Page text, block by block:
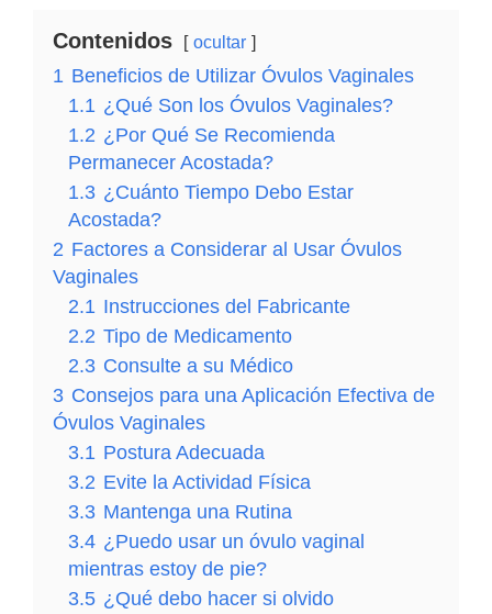
Contenidos ocultar
1 Beneficios de Utilizar Óvulos Vaginales
1.1 ¿Qué Son los Óvulos Vaginales?
1.2 ¿Por Qué Se Recomienda
Permanecer Acostada?
1.3 ¿Cuánto Tiempo Debo Estar
Acostada?
2 Factores a Considerar al Usar Óvulos
Vaginales
2.1 Instrucciones del Fabricante
2.2 Tipo de Medicamento
2.3 Consulte a su Médico
3 Consejos para una Aplicación Efectiva de
Óvulos Vaginales
3.1 Postura Adecuada
3.2 Evite la Actividad Física
3.3 Mantenga una Rutina
3.4 ¿Puedo usar un óvulo vaginal
mientras estoy de pie?
3.5 ¿Qué debo hacer si olvido